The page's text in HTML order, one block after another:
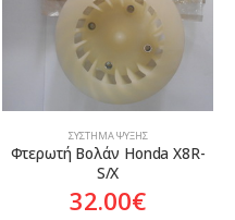
ΣΎΣΤΗΜΑ ΨΎΞΗΣ
Φτερωτή Βολάν Honda X8R-
S/X
32.00€